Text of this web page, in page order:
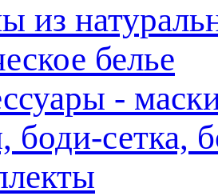
из
белье
-
боди-сетка,